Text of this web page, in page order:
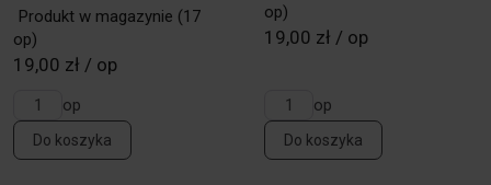
Produkt w magazynie (17
op)
19,00 zł / op
op
Do koszyka
op)
19,00 zł / op
op
Do koszyka